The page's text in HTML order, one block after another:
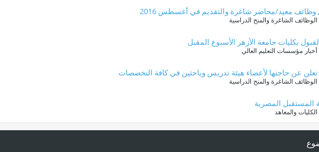
معيد/محاضر شاغرة والتقديم في أغسطس 2016
الشاغرة والمنح الدراسية
بكليات جامعة الأزهر الأسبوع المقبل
مؤسسات التعليم العالي
تعلن عن حاجتها لأعضاء هيئة تدريس وباحثين في كافة التخصصات
الشاغرة والمنح الدراسية
المستقبل المصرية
والمعاهد